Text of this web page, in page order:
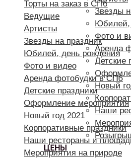
Звезды
Юбилей,
Фото и
Аренда
Детские
Новый
Наши
ЦЕНЫ
Торты на заказ в СПб
Ведущие
Артисты
Звезды на праздник
Юбилей, день рождения
Фото и видео
Аренда фотобудки в СПб
Детские праздники
Оформление мероприятия
Новый год 2021
Корпоративные праздники
Наши рестораны и
Мероприятия на природе